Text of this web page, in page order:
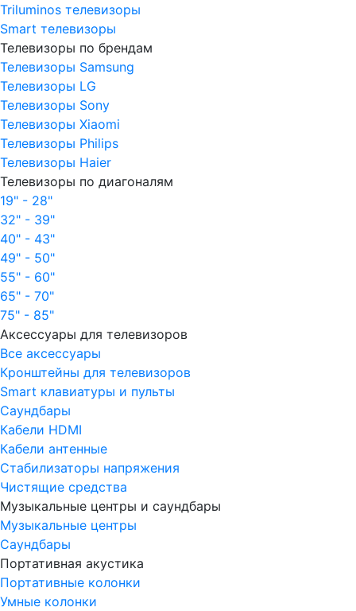
Triluminos телевизоры
Smart телевизоры
Телевизоры по брендам
Телевизоры Samsung
Телевизоры LG
Телевизоры Sony
Телевизоры Xiaomi
Телевизоры Philips
Телевизоры Haier
Телевизоры по диагоналям
19" - 28"
32" - 39"
40" - 43"
49" - 50"
55" - 60"
65" - 70"
75" - 85"
Аксессуары для телевизоров
Все аксессуары
Кронштейны для телевизоров
Smart клавиатуры и пульты
Саундбары
Кабели HDMI
Кабели антенные
Стабилизаторы напряжения
Чистящие средства
Музыкальные центры и саундбары
Музыкальные центры
Саундбары
Портативная акустика
Портативные колонки
Умные колонки